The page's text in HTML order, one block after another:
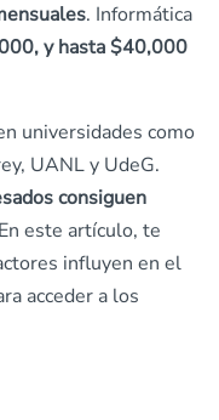
. Informática
y hasta $40,000
universidades como
UANL y UdeG.
consiguen
En este artículo, te
influyen en el
acceder a los